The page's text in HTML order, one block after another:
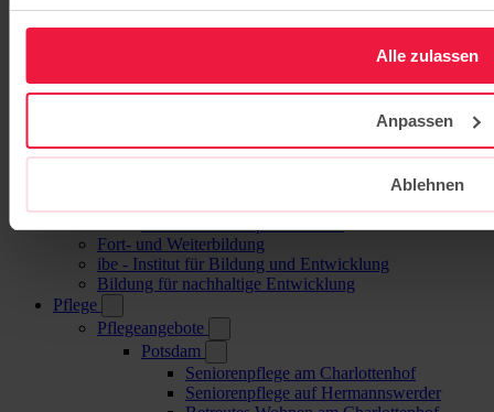
Alle zulassen
Anpassen
Ablehnen
Jugendhaus Oase
Berufliche Schulen
BSH – Berufliche Schulen Hermannswerder
Fort- und Weiterbildung
ibe - Institut für Bildung und Entwicklung
Bildung für nachhaltige Entwicklung
Pflege
Pflegeangebote
Potsdam
Seniorenpflege am Charlottenhof
Seniorenpflege auf Hermannswerder